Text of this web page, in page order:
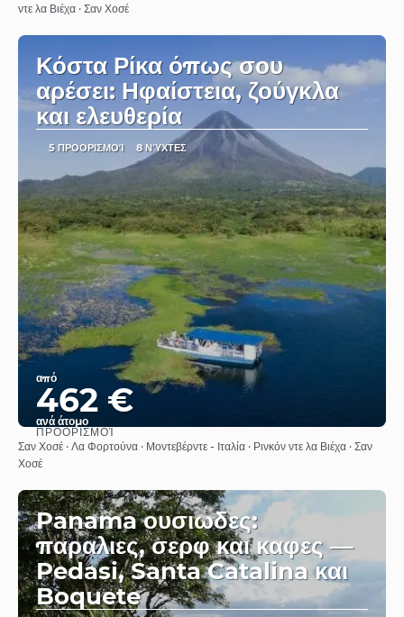
ντε λα Βιέχα · Σαν Χοσέ
Κόστα Ρίκα όπως σου
αρέσει: Ηφαίστεια, ζούγκλα
και ελευθερία
5 ΠΡΟΟΡΙΣΜΟΊ 8 ΝΎΧΤΕΣ
από
462 €
ανά άτομο
Βλέπω
ΠΡΟΟΡΙΣΜΟΊ
Σαν Χοσέ · Λα Φορτούνα · Μοντεβέρντε - Ιταλία · Ρινκόν ντε λα Βιέχα · Σαν
Χοσέ
Panama ουσιωδες:
παραλιες, σερφ και καφες —
Pedasi, Santa Catalina και
Boquete